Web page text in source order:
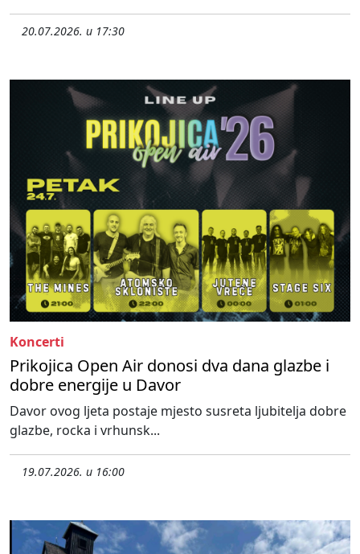
20.07.2026. u 17:30
Koncerti
Prikojica Open Air donosi dva dana glazbe i
dobre energije u Davor
Davor ovog ljeta postaje mjesto susreta ljubitelja dobre
glazbe, rocka i vrhunsk...
19.07.2026. u 16:00